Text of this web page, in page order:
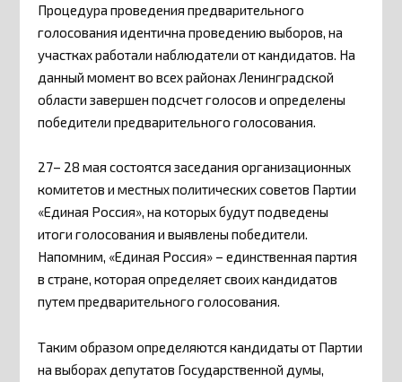
Процедура проведения предварительного
голосования идентична проведению выборов, на
участках работали наблюдатели от кандидатов. На
данный момент во всех районах Ленинградской
области завершен подсчет голосов и определены
победители предварительного голосования.
27– 28 мая состоятся заседания организационных
комитетов и местных политических советов Партии
«Единая Россия», на которых будут подведены
итоги голосования и выявлены победители.
Напомним, «Единая Россия» – единственная партия
в стране, которая определяет своих кандидатов
путем предварительного голосования.
Таким образом определяются кандидаты от Партии
на выборах депутатов Государственной думы,